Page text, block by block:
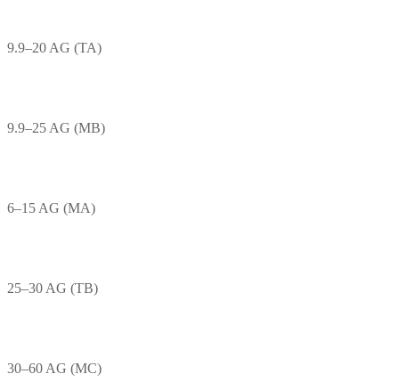
9.9–20 AG (TA)
9.9–25 AG (MB)
6–15 AG (MA)
25–30 AG (TB)
30–60 AG (MC)